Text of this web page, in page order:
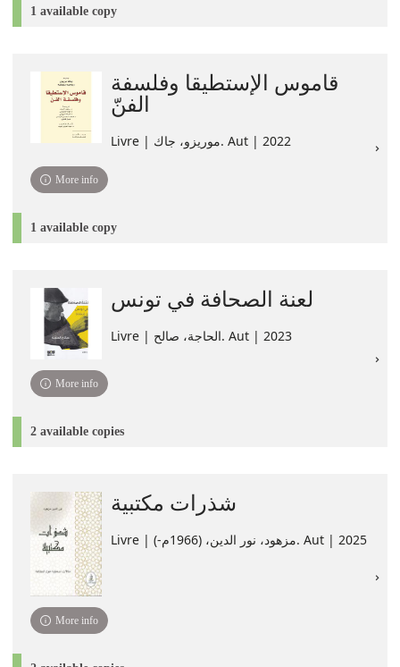
1 available copy
قاموس الإستطيقا وفلسفة
الفنّ
Livre | موريزو، جاك. Aut | 2022
More info
1 available copy
لعنة الصحافة في تونس
Livre | الحاجة، صالح. Aut | 2023
More info
2 available copies
شذرات مكتبية
Livre | مزهود، نور الدين، (1966م-). Aut | 2025
More info